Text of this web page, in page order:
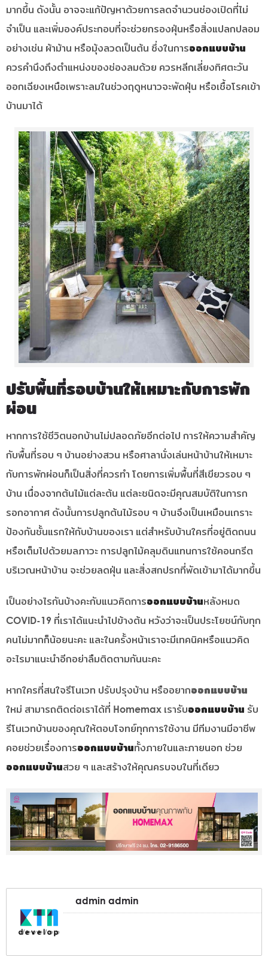
มากขึ้น ดังนั้น อาจจะแก้ปัญหาด้วยการลดจำนวนช่องเปิดที่ไม่
จำเป็น และเพิ่มองค์ประกอบที่จะช่วยกรองฝุ่นหรือสิ่งแปลกปลอม
อย่างเช่น ผ้าม้าน หรือมุ้งลวดเป็นต้น ซึ่งในการออกแบบบ้าน
ควรคำนึงถึงตำแหน่งของช่องลมด้วย ควรหลีกเลี่ยงทิศตะวัน
ออกเฉียงเหนือเพราะลมในช่วงฤดูหนาวจะพัดฝุ่น หรือเชื้อโรคเข้า
บ้านมาได้
ปรับพื้นที่รอบบ้านให้เหมาะกับการพัก
ผ่อน
หากการใช้ชีวิตนอกบ้านไม่ปลอดภัยอีกต่อไป การให้ความสำคัญ
กับพื้นที่รอบ ๆ บ้านอย่างสวน หรือศาลานั่งเล่นหน้าบ้านให้เหมาะ
กับการพักผ่อนก็เป็นสิ่งที่ควรทำ โดยการเพิ่มพื้นที่สีเขียวรอบ ๆ
บ้าน เนื่องจากต้นไม้แต่ละต้น แต่ละชนิดจะมีคุณสมบัติในการก
รอกอากาศ ดังนั้นการปลูกต้นไม้รอบ ๆ บ้านจึงเป็นเหมือนเกราะ
ป้องกันชั้นแรกให้กับบ้านของเรา แต่สำหรับบ้านใครที่อยู่ติดถนน
หรือเต็มไปด้วยมลภาวะ การปลูกไม้คลุมดินแทนการใช้คอนกรีต
บริเวณหน้าบ้าน จะช่วยลดฝุ่น และสิ่งสกปรกที่พัดเข้ามาได้มากขึ้น
เป็นอย่างไรกันบ้างคะกับแนวคิดการออกแบบบ้านหลังหมด
COVID-19 ที่เราได้แนะนำไปข้างต้น หวังว่าจะเป็นประโยชน์กับทุก
คนไม่มากก็น้อยนะคะ และในครั้งหน้าเราจะมีเทคนิคหรือแนวคิด
อะไรมาแนะนำอีกอย่าลืมติดตามกันนะคะ
หากใครที่สนใจรีโนเวท ปรับปรุงบ้าน หรืออยากออกแบบบ้าน
ใหม่ สามารถติดต่อเราได้ที่ Homemax เรารับออกแบบบ้าน รับ
รีโนเวทบ้านของคุณให้ตอบโจทย์ทุกการใช้งาน มีทีมงานมีอาชีพ
คอยช่วยเรื่องการออกแบบบ้านทั้งภายในและภายนอก ช่วย
ออกแบบบ้านสวย ๆ และสร้างให้คุณครบจบในที่เดียว
admin admin